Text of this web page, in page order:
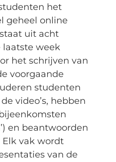
het
geheel online
uit acht
laatste week
het schrijven van
voorgaande
studenten
video’s, hebben
en beantwoorden
vak wordt
van de